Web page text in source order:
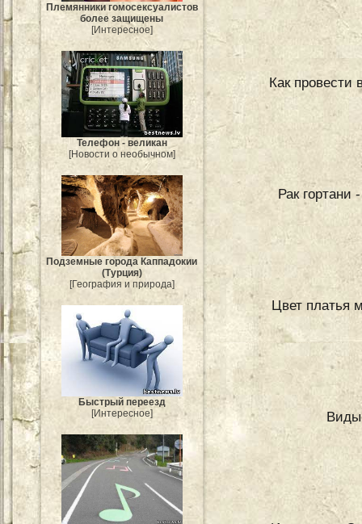
Племянники гомосексуалистов
более защищены
[Интересное]
Телефон - великан
[Новости о необычном]
Подземные города Каппадокии
(Турция)
[География и природа]
Быстрый переезд
[Интересное]
Как провести
Рак гортани
Цвет платья
Виды